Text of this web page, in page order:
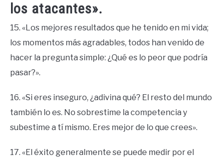
los atacantes».
15. «Los mejores resultados que he tenido en mi vida;
los momentos más agradables, todos han venido de
hacer la pregunta simple: ¿Qué es lo peor que podría
pasar?».
16. «Si eres inseguro, ¿adivina qué? El resto del mundo
también lo es. No sobrestime la competencia y
subestime a tí mismo. Eres mejor de lo que crees».
17. «El éxito generalmente se puede medir por el